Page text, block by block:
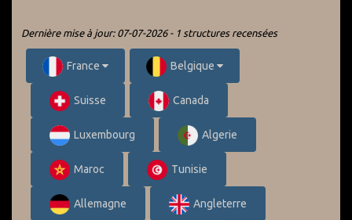
Dernière mise à jour: 07-07-2026 - 1 structures recensées
France Belgique
Suisse Canada
Luxembourg Algerie
Maroc Tunisie
Allemagne Angleterre